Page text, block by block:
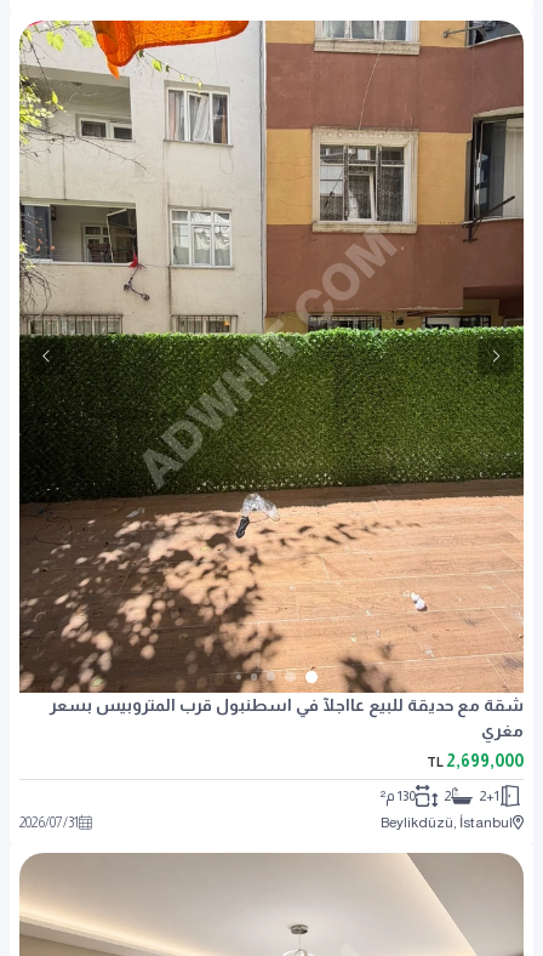
شقة مع حديقة للبيع عااجلآ في اسطنبول قرب المتروبيس بسعر
مغري
2,699,000
TL
2+1
2
130 م²
Beylikdüzü, İstanbul
2026/07/31